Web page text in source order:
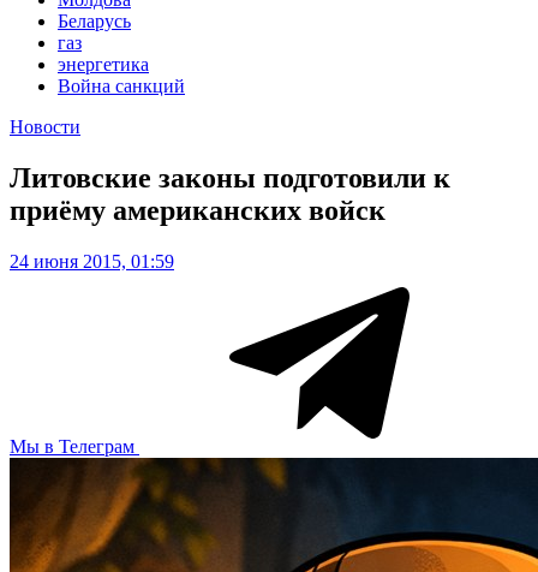
Беларусь
газ
энергетика
Война санкций
Новости
Литовские законы подготовили к
приёму американских войск
24 июня 2015, 01:59
Мы в Телеграм